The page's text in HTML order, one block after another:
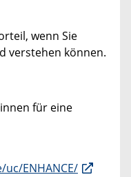
wenn Sie
verstehen können.
für eine
ENHANCE/